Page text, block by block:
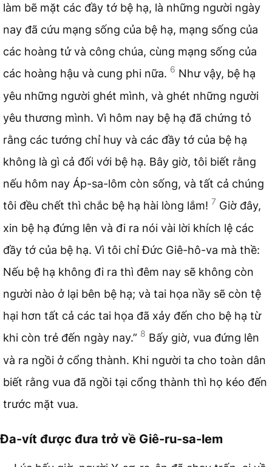
làm bẽ mặt các đầy tớ bệ hạ, là những người ngày
nay đã cứu mạng sống của bệ hạ, mạng sống của
các hoàng tử và công chúa, cùng mạng sống của
các hoàng hậu và cung phi nữa. 6 Như vậy, bệ hạ
yêu những người ghét mình, và ghét những người
yêu thương mình. Vì hôm nay bệ hạ đã chứng tỏ
rằng các tướng chỉ huy và các đầy tớ của bệ hạ
không là gì cả đối với bệ hạ. Bây giờ, tôi biết rằng
nếu hôm nay Áp-sa-lôm còn sống, và tất cả chúng
tôi đều chết thì chắc bệ hạ hài lòng lắm! 7 Giờ đây,
xin bệ hạ đứng lên và đi ra nói vài lời khích lệ các
đầy tớ của bệ hạ. Vì tôi chỉ Đức Giê-hô-va mà thề:
Nếu bệ hạ không đi ra thì đêm nay sẽ không còn
người nào ở lại bên bệ hạ; và tai họa nầy sẽ còn tệ
hại hơn tất cả các tai họa đã xảy đến cho bệ hạ từ
khi còn trẻ đến ngày nay.” 8 Bấy giờ, vua đứng lên
và ra ngồi ở cổng thành. Khi người ta cho toàn dân
biết rằng vua đã ngồi tại cổng thành thì họ kéo đến
trước mặt vua.
Đa-vít được đưa trở về Giê-ru-sa-lem